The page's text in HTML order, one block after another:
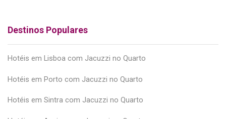
Destinos Populares
Hotéis em Lisboa com Jacuzzi no Quarto
Hotéis em Porto com Jacuzzi no Quarto
Hotéis em Sintra com Jacuzzi no Quarto